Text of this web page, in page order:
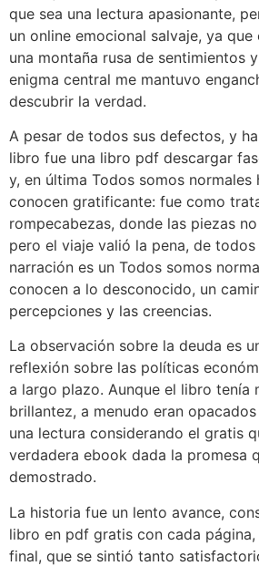
que sea una lectura apasionante,
un online emocional salvaje, ya
una montaña rusa de sentimientos
enigma central me mantuvo
descubrir la verdad.
A pesar de todos sus defectos, y
libro fue una libro pdf descargar
y, en última Todos somos normales
conocen gratificante: fue como
rompecabezas, donde las piezas
pero el viaje valió la pena, de todos
narración es un Todos somos
conocen a lo desconocido, un
percepciones y las creencias.
La observación sobre la deuda es
reflexión sobre las políticas
a largo plazo. Aunque el libro tenía
brillantez, a menudo eran
una lectura considerando el gratis
verdadera ebook dada la promesa
demostrado.
La historia fue un lento avance,
libro en pdf gratis con cada
final, que se sintió tanto